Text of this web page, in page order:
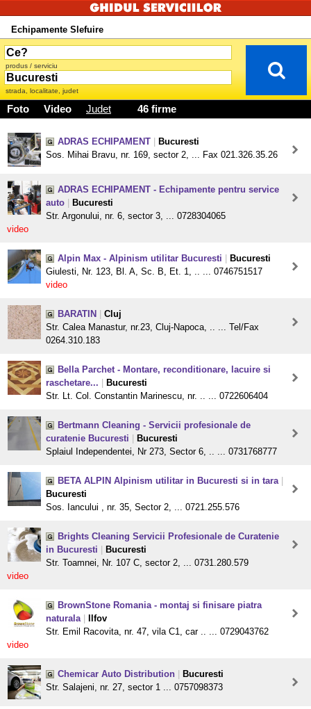
Echipamente Slefuire
produs / serviciu
strada, localitate, judet
Foto Video Judet 46 firme
ADRAS ECHIPAMENT
Bucuresti
Sos. Mihai Bravu, nr. 169, sector 2, ... Fax 021.326.35.26
ADRAS ECHIPAMENT - Echipamente pentru service
auto
Bucuresti
Str. Argonului, nr. 6, sector 3, ... 0728304065
video
Alpin Max - Alpinism utilitar Bucuresti
Bucuresti
Giulesti, Nr. 123, Bl. A, Sc. B, Et. 1, .. ... 0746751517
video
BARATIN
Cluj
Str. Calea Manastur, nr.23, Cluj-Napoca, .. ... Tel/Fax
0264.310.183
Bella Parchet - Montare, reconditionare, lacuire si
raschetare...
Bucuresti
Str. Lt. Col. Constantin Marinescu, nr. .. ... 0722606404
Bertmann Cleaning - Servicii profesionale de
curatenie Bucuresti
Bucuresti
Splaiul Independentei, Nr 273, Sector 6, .. ... 0731768777
BETA ALPIN Alpinism utilitar in Bucuresti si in tara
Bucuresti
Sos. Iancului , nr. 35, Sector 2, ... 0721.255.576
Brights Cleaning Servicii Profesionale de Curatenie
in Bucuresti
Bucuresti
Str. Toamnei, Nr. 107 C, sector 2, ... 0731.280.579
video
BrownStone Romania - montaj si finisare piatra
naturala
Ilfov
Str. Emil Racovita, nr. 47, vila C1, car .. ... 0729043762
video
Chemicar Auto Distribution
Bucuresti
Str. Salajeni, nr. 27, sector 1 ... 0757098373